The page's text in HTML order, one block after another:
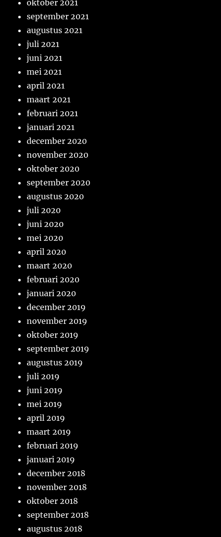
oktober 2021
september 2021
augustus 2021
juli 2021
juni 2021
mei 2021
april 2021
maart 2021
februari 2021
januari 2021
december 2020
november 2020
oktober 2020
september 2020
augustus 2020
juli 2020
juni 2020
mei 2020
april 2020
maart 2020
februari 2020
januari 2020
december 2019
november 2019
oktober 2019
september 2019
augustus 2019
juli 2019
juni 2019
mei 2019
april 2019
maart 2019
februari 2019
januari 2019
december 2018
november 2018
oktober 2018
september 2018
augustus 2018